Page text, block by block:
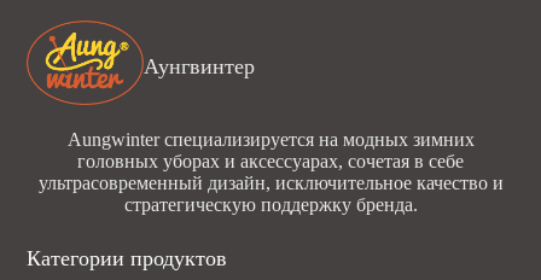
Аунгвинтер
Aungwinter специализируется на модных зимних
головных уборах и аксессуарах, сочетая в себе
ультрасовременный дизайн, исключительное качество и
стратегическую поддержку бренда.
Категории продуктов